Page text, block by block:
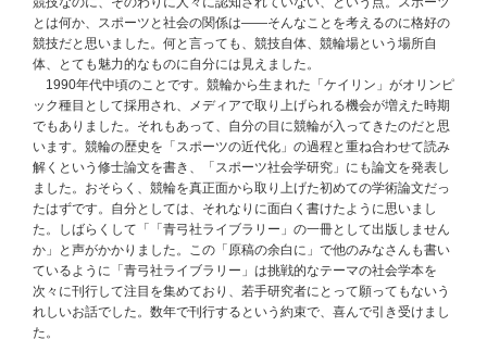
とは何か、スポーツと社会の関係は――そんなことを考えるのに格好の
競技だと思いました。何と言っても、競技自体、競輪場という場所自
体、とても魅力的なものに自分には見えました。
1990年代中頃のことです。競輪から生まれた「ケイリン」がオリンピ
ック種目として採用され、メディアで取り上げられる機会が増えた時期
でもありました。それもあって、自分の目に競輪が入ってきたのだと思
います。競輪の歴史を「スポーツの近代化」の過程と重ね合わせて読み
解くという修士論文を書き、「スポーツ社会学研究」にも論文を発表し
ました。おそらく、競輪を真正面から取り上げた初めての学術論文だっ
たはずです。自分としては、それなりに面白く書けたように思いまし
た。しばらくして「「青弓社ライブラリー」の一冊として出版しません
か」と声がかかりました。この「原稿の余白に」で他のみなさんも書い
ているように「青弓社ライブラリー」は挑戦的なテーマの社会学本を
次々に刊行して注目を集めており、若手研究者にとって願ってもないう
れしいお話でした。数年で刊行するという約束で、喜んで引き受けまし
た。